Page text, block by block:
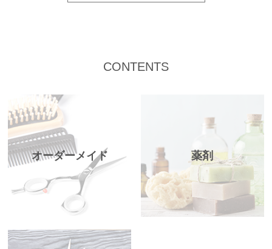
CONTENTS
オーダーメイド 薬剤